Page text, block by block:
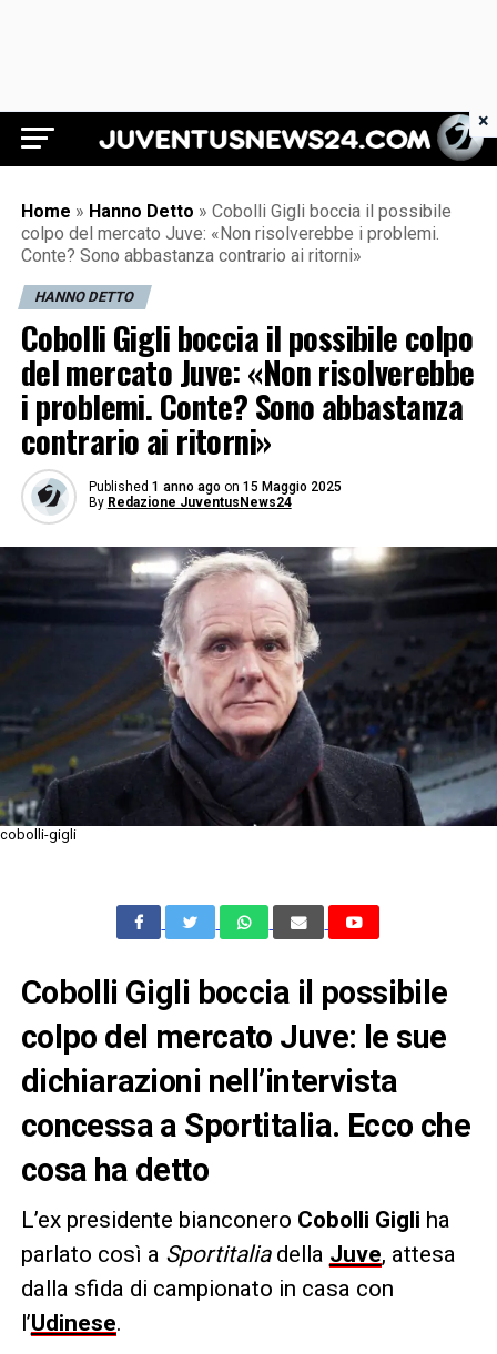
Juventus News 24
Home » Hanno Detto » Cobolli Gigli boccia il possibile
colpo del mercato Juve: «Non risolverebbe i problemi.
Conte? Sono abbastanza contrario ai ritorni»
HANNO DETTO
Cobolli Gigli boccia il possibile colpo
del mercato Juve: «Non risolverebbe
i problemi. Conte? Sono abbastanza
contrario ai ritorni»
Published 1 anno ago on 15 Maggio 2025
By Redazione JuventusNews24
cobolli-gigli
Cobolli Gigli boccia il possibile
colpo del mercato Juve: le sue
dichiarazioni nell’intervista
concessa a Sportitalia. Ecco che
cosa ha detto
L’ex presidente bianconero Cobolli Gigli ha
parlato così a Sportitaliadella Juve, attesa
dalla sfida di campionato in casa con
l’Udinese.
×